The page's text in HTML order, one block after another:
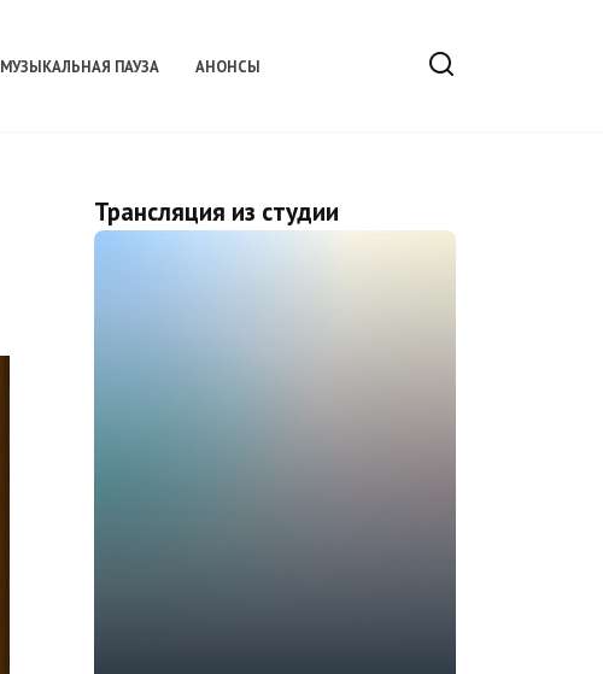
МУЗЫКАЛЬНАЯ ПАУЗА АНОНСЫ
Трансляция из студии